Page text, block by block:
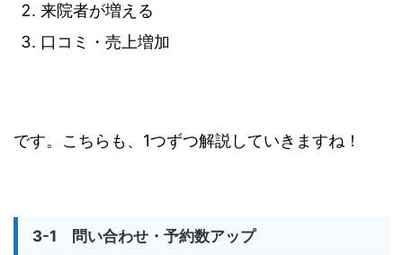
来院者が増える
口コミ・売上増加
です。こちらも、1つずつ解説していきますね！
3-1 問い合わせ・予約数アップ